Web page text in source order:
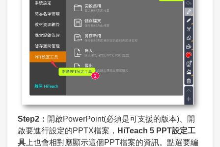
Step2： 開啟PowerPoint(必須是可支援的版本)、開
啟要進行設定的PPTX檔案， HiTeach 5 PPT設定工
具上也會相對應顯示這個PPT檔案的資訊。點選要編